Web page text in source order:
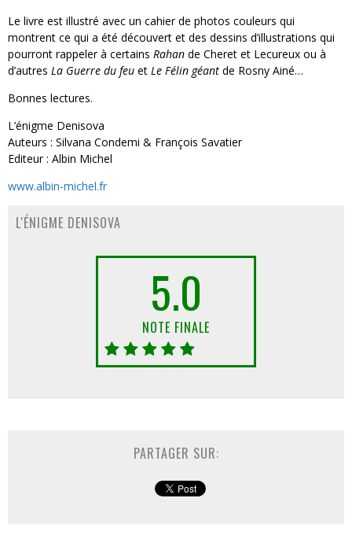
Le livre est illustré avec un cahier de photos couleurs qui
montrent ce qui a été découvert et des dessins d’illustrations qui
pourront rappeler à certains Rahan de Cheret et Lecureux ou à
d’autres La Guerre du feu et Le Félin géant de Rosny Ainé…
Bonnes lectures.
L’énigme Denisova
Auteurs : Silvana Condemi & François Savatier
Editeur : Albin Michel
www.albin-michel.fr
L'ÉNIGME DENISOVA
5.0
NOTE FINALE
PARTAGER SUR: